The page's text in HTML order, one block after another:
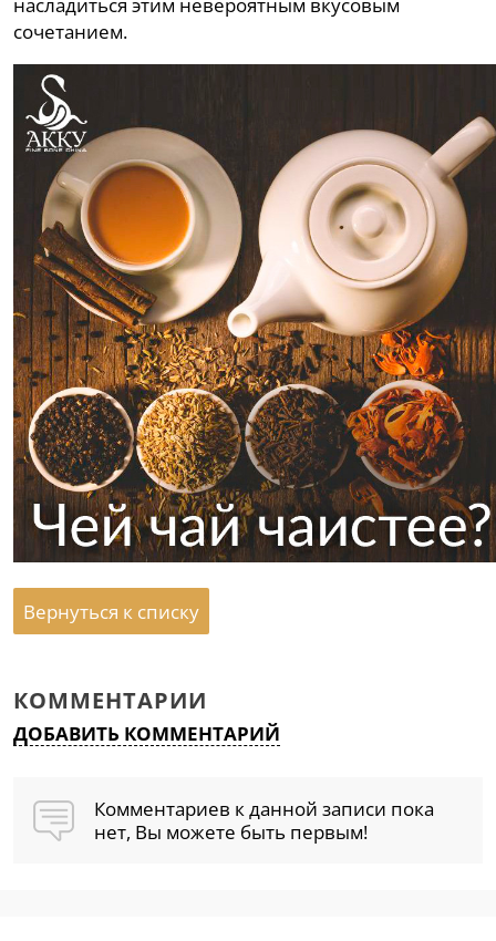
сочетанием.
Вернуться к списку
КОММЕНТАРИИ
ДОБАВИТЬ КОММЕНТАРИЙ
Комментариев к данной записи пока
нет, Вы можете быть первым!